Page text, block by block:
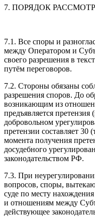
7. ПОРЯДОК
7.1. Все споры и
между Оператором и
своего разрешения в
путём переговоров.
7.2. Стороны обязаны
разрешения споров. До
возникающим из
предъявляется
добровольном
претензии составляет 30
момента получения
досудебного
законодательством РФ.
7.3. При
вопросов, споры,
суде по месту
и отношениям между
действующее